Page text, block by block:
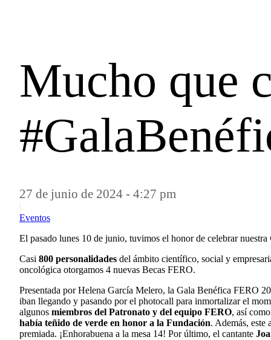
Mucho que
27 de junio de 2024 - 4:27 pm
|
Eventos
El pasado lunes 10 de junio, tuvimos el honor de celebrar nuestra
Casi 800 personalidades del ámbito científico, social y
oncológica otorgamos 4 nuevas Becas FERO.
Presentada por Helena García Melero, la Gala Benéfica FERO
iban llegando y pasando por el photocall para inmortalizar el
algunos miembros del Patronato y del equipo FERO, así
había teñido de verde en honor a la Fundación. Además, este
premiada. ¡Enhorabuena a la mesa 14! Por último, el cantante